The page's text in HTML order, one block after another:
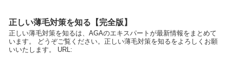
正しい薄毛対策を知る【完全版】
正しい薄毛対策を知るは、AGAのエキスパートが最新情報をまとめて
います。 どうぞご覧ください。正しい薄毛対策を知るをよろしくお願
いいたします。 URL: